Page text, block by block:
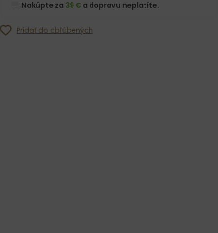
Nakúpte za 39 € a dopravu neplatíte.
Pridať do obľúbených